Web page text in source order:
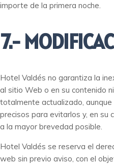
importe de la primera noche.
7.-
Hotel Valdés no garantiza la
al sitio Web o en su contenido
totalmente actualizado,
precisos para evitarlos y, en su
a la mayor brevedad posible.
Hotel Valdés se reserva el
web sin previo aviso, con el